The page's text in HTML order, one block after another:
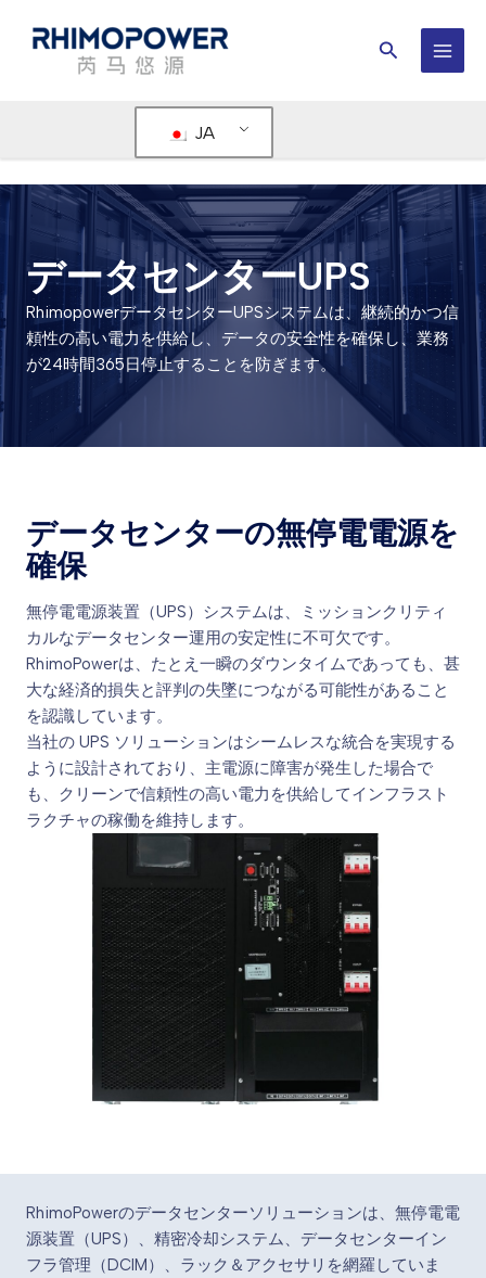
検
メ
メ
ニ
ー
JA
データセンターUPS
RhimopowerデータセンターUPSシステムは、継続的かつ信
頼性の高い電力を供給し、データの安全性を確保し、業務
が24時間365日停止することを防ぎます。
データセンターの無停電電源を
確保
無停電電源装置（UPS）システムは、ミッションクリティ
カルなデータセンター運用の安定性に不可欠です。
RhimoPowerは、たとえ一瞬のダウンタイムであっても、甚
大な経済的損失と評判の失墜につながる可能性があること
を認識しています。
当社の UPS ソリューションはシームレスな統合を実現する
ように設計されており、主電源に障害が発生した場合で
も、クリーンで信頼性の高い電力を供給してインフラスト
ラクチャの稼働を維持します。
RhimoPowerのデータセンターソリューションは、無停電電
源装置（UPS）、精密冷却システム、データセンターイン
フラ管理（DCIM）、ラック＆アクセサリを網羅していま